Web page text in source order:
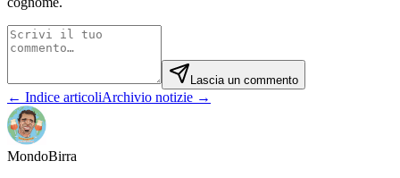
Lascia un commento
← Indice articoliArchivio notizie →
MondoBirra